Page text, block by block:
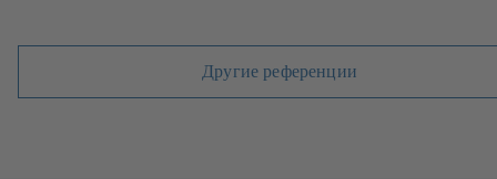
Другие референции